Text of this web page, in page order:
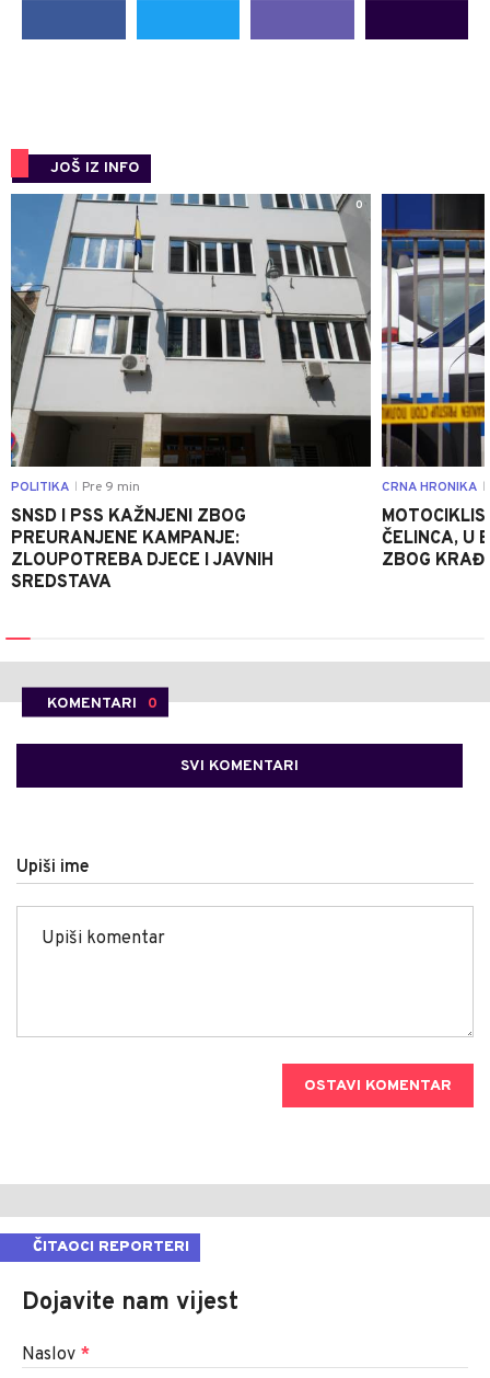
JOŠ IZ INFO
0
POLITIKA Pre 9 min
SNSD I PSS KAŽNJENI ZBOG
PREURANJENE KAMPANJE:
ZLOUPOTREBA DJECE I JAVNIH
SREDSTAVA
CRNA HRONIKA
ČELINCA, U
ZBOG
KOMENTARI 0
SVI KOMENTARI
Upiši ime
OSTAVI KOMENTAR
ČITAOCI REPORTERI
Dojavite nam vijest
Naslov *